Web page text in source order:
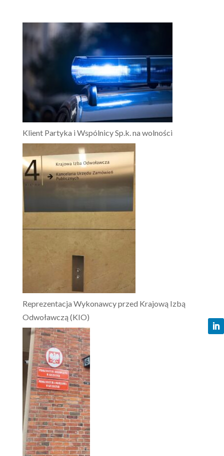
Klient Partyka i Wspólnicy Sp.k. na wolności
Reprezentacja Wykonawcy przed Krajową Izbą
Odwoławczą (KIO)